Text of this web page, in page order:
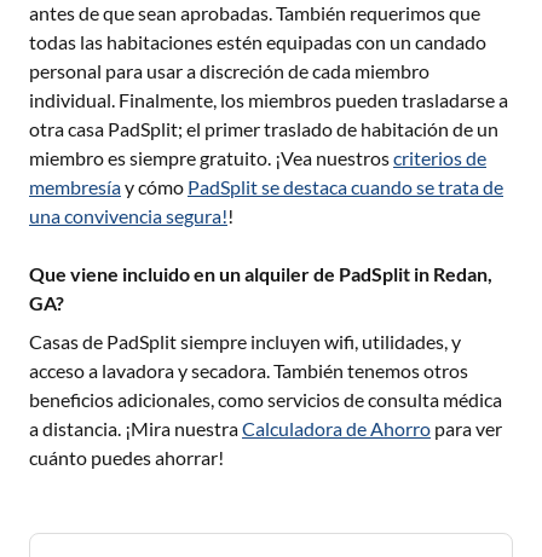
antes de que sean aprobadas. También requerimos que
todas las habitaciones estén equipadas con un candado
personal para usar a discreción de cada miembro
individual. Finalmente, los miembros pueden trasladarse a
otra casa PadSplit; el primer traslado de habitación de un
miembro es siempre gratuito. ¡Vea nuestroscriterios de
membresíay cómo PadSplit se destaca cuando se trata de
una convivencia segura!!
Que viene incluido en un alquiler de PadSplit in Redan,
GA?
Casas de PadSplit siempre incluyen wifi, utilidades, y
acceso a lavadora y secadora. También tenemos otros
beneficios adicionales, como servicios de consulta médica
a distancia. ¡Mira nuestraCalculadora de Ahorro para ver
cuánto puedes ahorrar!